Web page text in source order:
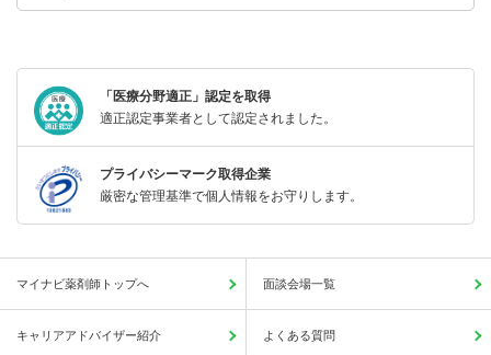
「医療分野適正」認定を取得
適正認定事業者として認定されました。
プライバシーマーク取得企業
厳密な管理基準で個人情報をお守りします。
マイナビ薬剤師トップへ 面談会場一覧
キャリアアドバイザー紹介 よくある質問